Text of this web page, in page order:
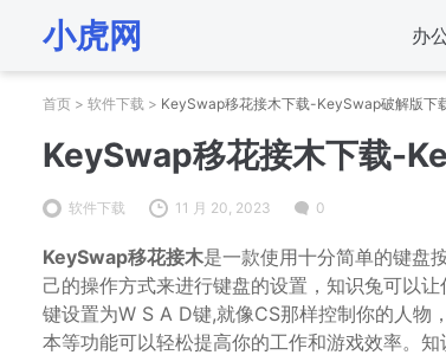
小虎网 办
首页 > 软件下载 > KeySwap移花接木下载-KeySwap破解版下
KeySwap移花接木下载-
软件下载 11 月 20, 2023 0
KeySwap移花接木是一款使用十分简单的键盘
己的操作方式来进行键盘的设置，知识兔可以
键设置为W S A D键,就像CS那样控制你的人物
本等功能可以轻松提高你的工作和游戏效率。